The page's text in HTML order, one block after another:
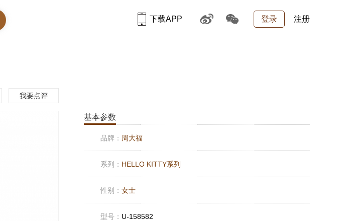
登录 注册
下载APP
我要点评
基本参数
品牌： 周大福
系列： HELLO KITTY系列
性别： 女士
型号： U-158582